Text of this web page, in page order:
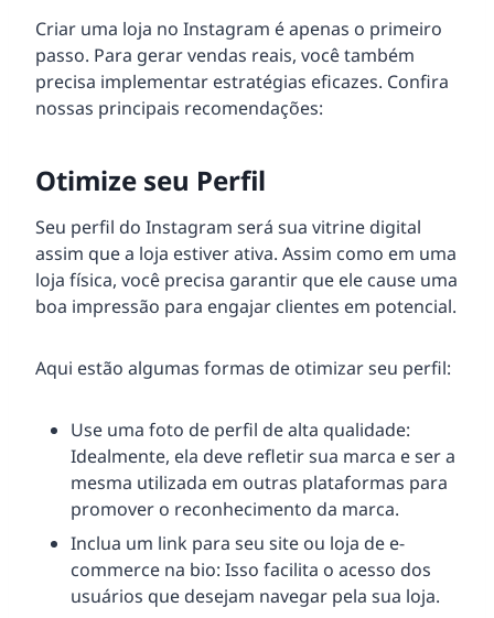
Criar uma loja no Instagram é apenas o primeiro
passo. Para gerar vendas reais, você também
precisa implementar estratégias eficazes. Confira
nossas principais recomendações:
Otimize seu Perfil
Seu perfil do Instagram será sua vitrine digital
assim que a loja estiver ativa. Assim como em uma
loja física, você precisa garantir que ele cause uma
boa impressão para engajar clientes em potencial.
Aqui estão algumas formas de otimizar seu perfil:
Use uma foto de perfil de alta qualidade:
Idealmente, ela deve refletir sua marca e ser a
mesma utilizada em outras plataformas para
promover o reconhecimento da marca.
Inclua um link para seu site ou loja de e-
commerce na bio: Isso facilita o acesso dos
usuários que desejam navegar pela sua loja.